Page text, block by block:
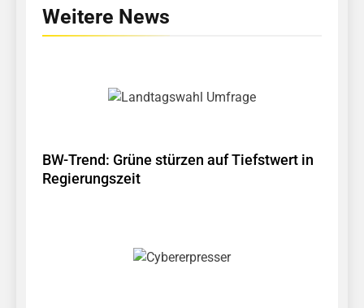
Weitere News
BW-Trend: Grüne stürzen auf Tiefstwert in
Regierungszeit